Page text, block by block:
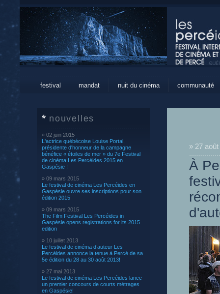
festival mandat nuit du cinéma communauté
nouvelles
» 02 juin 2015
L'actrice québécoise Louise Portal,
présidente d'honneur de la campagne
bénéfice « étoiles de mer » du 7e Festival
de cinéma Les Percéides 2015 en
Gaspésie !
» 09 mars 2015
Le festival de cinéma Les Percéides en
Gaspésie ouvre ses inscriptions pour son
édition 2015
» 09 mars 2015
The Film Festival Les Percéides in
Gaspésie opens registrations for its 2015
edition
» 10 juillet 2013
Le festival de cinéma d’auteur Les
Percéides annonce la tenue à Percé de sa
5e édition du 28 au 30 août 2013!
» 27 mai 2013
Le festival de cinéma Les Percéides lance
un premier concours de courts métrages
en Gaspésie!
» 27
À